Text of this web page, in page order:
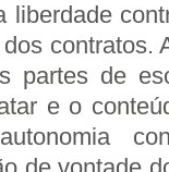
liberdade
contratos.
partes de
e o